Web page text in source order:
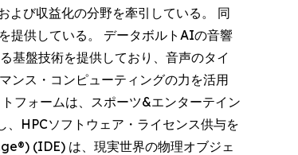
び収益化の分野を牽引している。 同
提供している。 データボルトAIの音響
基盤技術を提供しており、音声のタイ
ンス・コンピューティングの力を活用
フォームは、スポーツ&エンターテイン
HPCソフトウェア・ライセンス供与を
(IDE) は、現実世界の物理オブジェ